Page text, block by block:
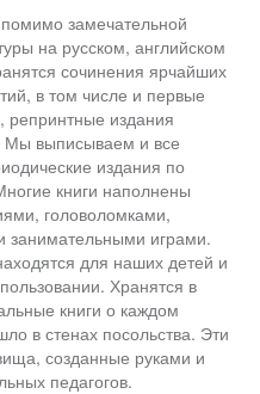
замечательной
на русском, английском
сочинения ярчайших
в том числе и первые
репринтные издания
Мы выписываем и все
издания по
книги наполнены
головоломками,
играми.
для наших детей и
Хранятся в
книги о каждом
в стенах посольства. Эти
созданные руками и
педагогов.